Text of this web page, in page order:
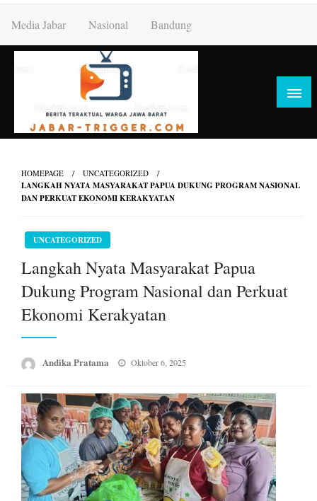
content
Media Jabar Nasional Bandung
HOMEPAGE UNCATEGORIZED
LANGKAH NYATA MASYARAKAT PAPUA DUKUNG PROGRAM NASIONAL
DAN PERKUAT EKONOMI KERAKYATAN
UNCATEGORIZED
Langkah Nyata Masyarakat Papua
Dukung Program Nasional dan Perkuat
Ekonomi Kerakyatan
Andika Pratama
Posted
Oktober 6, 2025